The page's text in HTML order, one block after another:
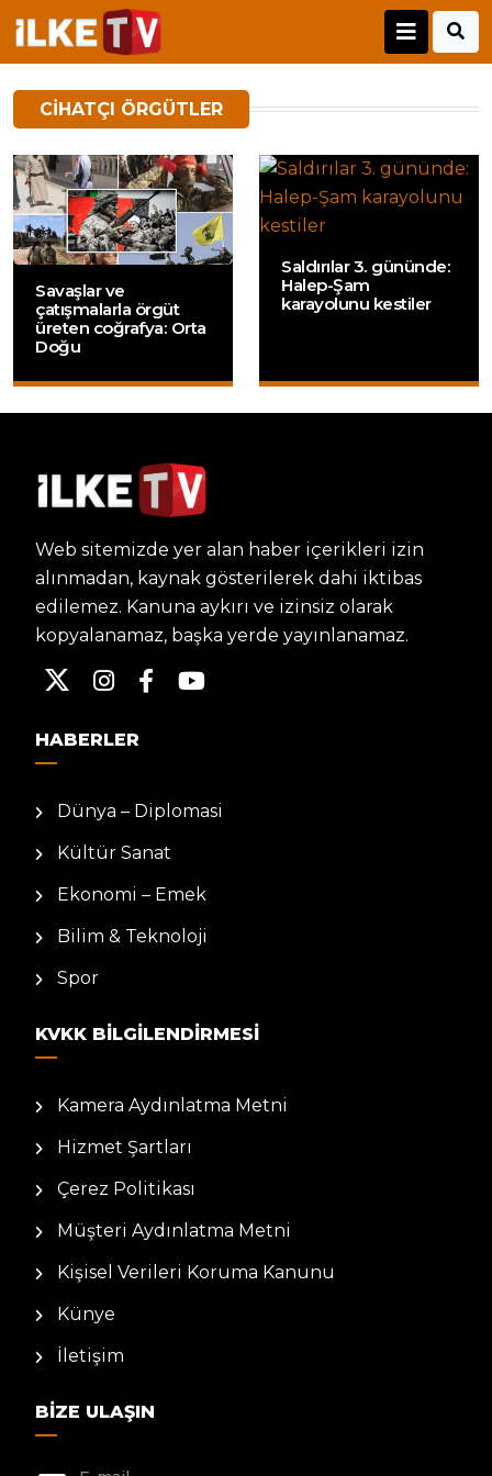
CIHATÇI ÖRGÜTLER
Savaşlar ve
çatışmalarla örgüt
üreten coğrafya: Orta
Doğu
Saldırılar 3. gününde:
Halep-Şam
karayolunu kestiler
Web sitemizde yer alan haber içerikleri izin
alınmadan, kaynak gösterilerek dahi iktibas
edilemez. Kanuna aykırı ve izinsiz olarak
kopyalanamaz, başka yerde yayınlanamaz.
HABERLER
Dünya – Diplomasi
Kültür Sanat
Ekonomi – Emek
Bilim & Teknoloji
Spor
KVKK BILGILENDIRMESI
Kamera Aydınlatma Metni
Hizmet Şartları
Çerez Politikası
Müşteri Aydınlatma Metni
Kişisel Verileri Koruma Kanunu
Künye
İletişim
BIZE ULAŞIN